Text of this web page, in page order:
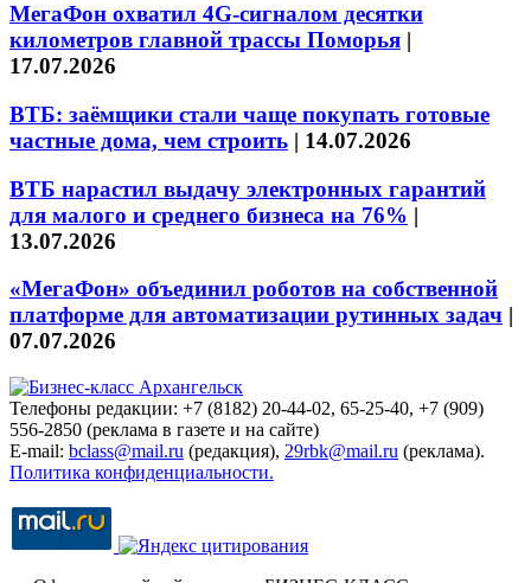
МегаФон охватил 4G-сигналом десятки
километров главной трассы Поморья |
17.07.2026
ВТБ: заёмщики стали чаще покупать готовые
частные дома, чем строить | 14.07.2026
ВТБ нарастил выдачу электронных гарантий
для малого и среднего бизнеса на 76% |
13.07.2026
«МегаФон» объединил роботов на собственной
платформе для автоматизации рутинных задач |
07.07.2026
Телефоны редакции: +7 (8182) 20-44-02, 65-25-40, +7 (909)
556-2850 (реклама в газете и на сайте)
E-mail: bclass@mail.ru (редакция), 29rbk@mail.ru (реклама).
Политика конфиденциальности.